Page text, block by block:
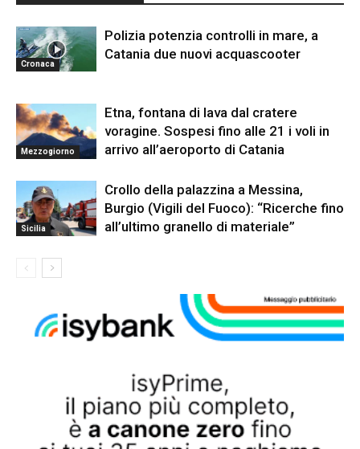
Cronaca
Polizia potenzia controlli in mare, a
Catania due nuovi acquascooter
Mezzogiorno
Etna, fontana di lava dal cratere
voragine. Sospesi fino alle 21 i voli in
arrivo all’aeroporto di Catania
Sicilia
Crollo della palazzina a Messina,
Burgio (Vigili del Fuoco): “Ricerche fino
all’ultimo granello di materiale”